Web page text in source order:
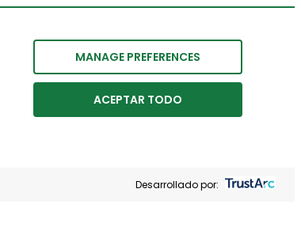
MANAGE PREFERENCES
ACEPTAR TODO
Desarrollado por: